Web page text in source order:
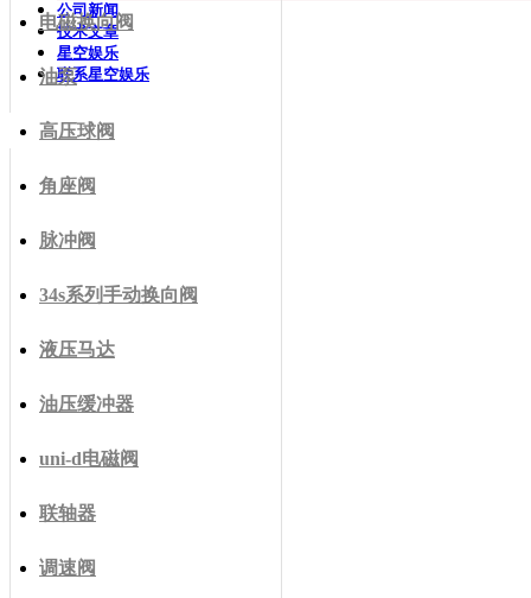
公司新闻
技术文章
星空娱乐
联系星空娱乐
电磁换向阀
油泵
高压球阀
角座阀
脉冲阀
34s系列手动换向阀
液压马达
油压缓冲器
uni-d电磁阀
联轴器
调速阀